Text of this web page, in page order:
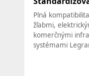
Plná
žľabmi,
komerčnými
systémami